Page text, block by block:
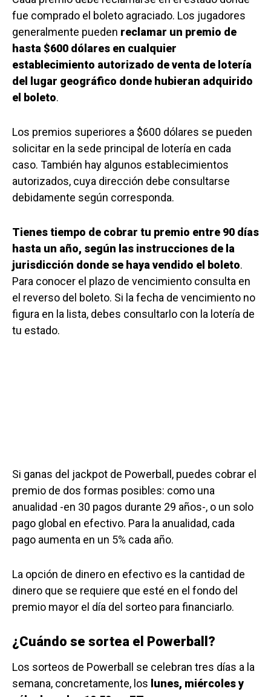
fue comprado el boleto agraciado. Los jugadores
generalmente pueden reclamar un premio de
hasta $600 dólares en cualquier
establecimiento autorizado de venta de lotería
del lugar geográfico donde hubieran adquirido
el boleto.
Los premios superiores a $600 dólares se pueden
solicitar en la sede principal de lotería en cada
caso. También hay algunos establecimientos
autorizados, cuya dirección debe consultarse
debidamente según corresponda.
Tienes tiempo de cobrar tu premio entre 90 días
hasta un año, según las instrucciones de la
jurisdicción donde se haya vendido el boleto.
Para conocer el plazo de vencimiento consulta en
el reverso del boleto. Si la fecha de vencimiento no
figura en la lista, debes consultarlo con la lotería de
tu estado.
Si ganas del jackpot de Powerball, puedes cobrar el
premio de dos formas posibles: como una
anualidad -en 30 pagos durante 29 años-, o un solo
pago global en efectivo. Para la anualidad, cada
pago aumenta en un 5% cada año.
La opción de dinero en efectivo es la cantidad de
dinero que se requiere que esté en el fondo del
premio mayor el día del sorteo para financiarlo.
¿Cuándo se sortea el Powerball?
Los sorteos de Powerball se celebran tres días a la
semana, concretamente, los lunes, miércoles y